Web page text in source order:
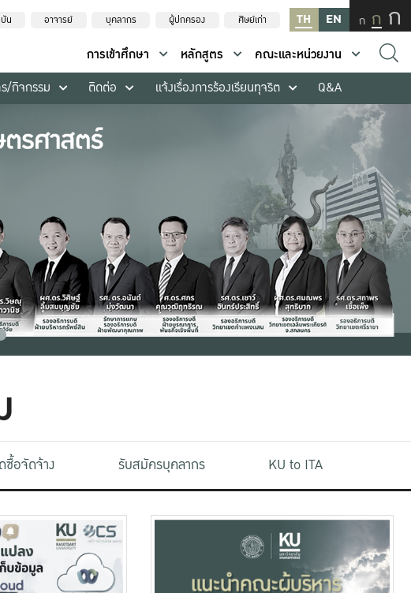
น อาจารย์ บุคลากร ผู้ปกครอง ศิษย์เก่า TH EN ก ก ก
การเข้าศึกษา หลักสูตร
คณะและหน่วยงาน
/กิจกรรม ติดต่อ แจ้งเรื่องการร้องเรียนทุจริต Q&A
ซื้อจัดจ้าง รับสมัครบุคลากร KU to ITA